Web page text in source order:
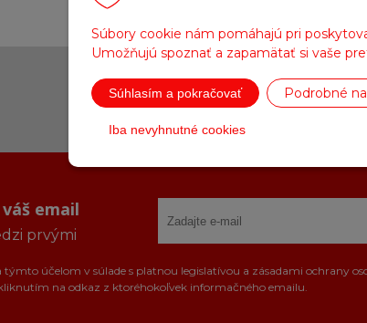
Súbory cookie nám pomáhajú pri
Umožňujú spoznať a zapamätať si vaše
Súhlasím a pokračovať Podrobné
Iba nevyhnutné cookies
Doprava zadarmo
pre objednávky nad
200 €
email
prvými
týmto účelom v súlade s platnou legislatívou a zásadami
na odkaz z ktoréhokoľvek informačného emailu.